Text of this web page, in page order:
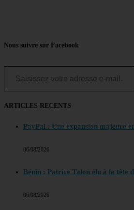
Nous suivre sur Facebook
Saisissez votre adresse e-mail…
ARTICLES RECENTS
PayPal : Une expansion majeure
06/08/2026
Bénin : Patrice Talon élu à la tête
06/08/2026